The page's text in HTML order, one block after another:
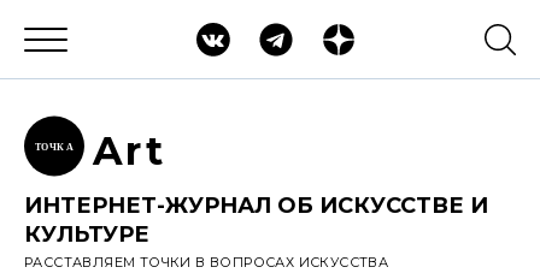
ТОЧК А Art
ИНТЕРНЕТ-ЖУРНАЛ ОБ ИСКУССТВЕ И
КУЛЬТУРЕ
РАССТАВЛЯЕМ ТОЧКИ В ВОПРОСАХ ИСКУССТВА